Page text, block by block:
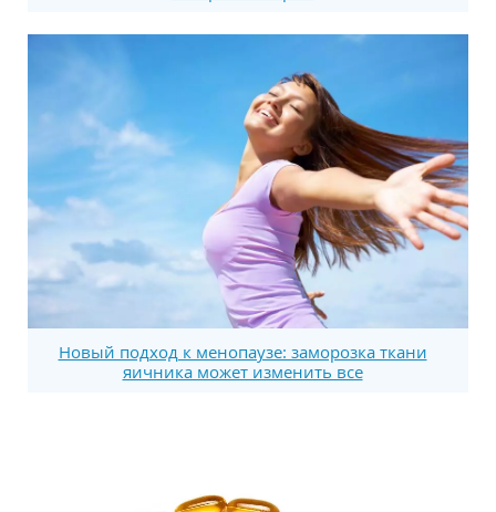
Новый подход к менопаузе: заморозка ткани
яичника может изменить все